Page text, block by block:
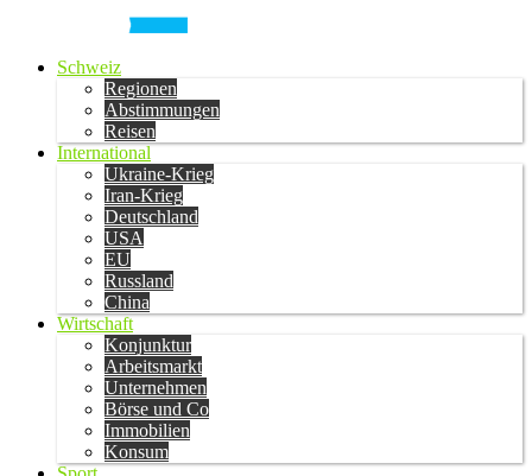
Schweiz
Regionen
Abstimmungen
Reisen
International
Ukraine-Krieg
Iran-Krieg
Deutschland
USA
EU
Russland
China
Wirtschaft
Konjunktur
Arbeitsmarkt
Unternehmen
Börse und Co
Immobilien
Konsum